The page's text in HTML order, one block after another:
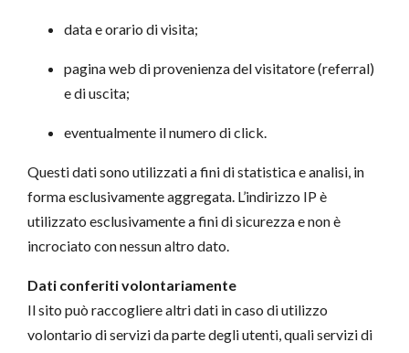
data e orario di visita;
pagina web di provenienza del visitatore (referral)
e di uscita;
eventualmente il numero di click.
Questi dati sono utilizzati a fini di statistica e analisi, in
forma esclusivamente aggregata. L’indirizzo IP è
utilizzato esclusivamente a fini di sicurezza e non è
incrociato con nessun altro dato.
Dati conferiti volontariamente
Il sito può raccogliere altri dati in caso di utilizzo
volontario di servizi da parte degli utenti, quali servizi di